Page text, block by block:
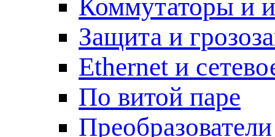
Коммутаторы и
Защита и
Ethernet и
По витой паре